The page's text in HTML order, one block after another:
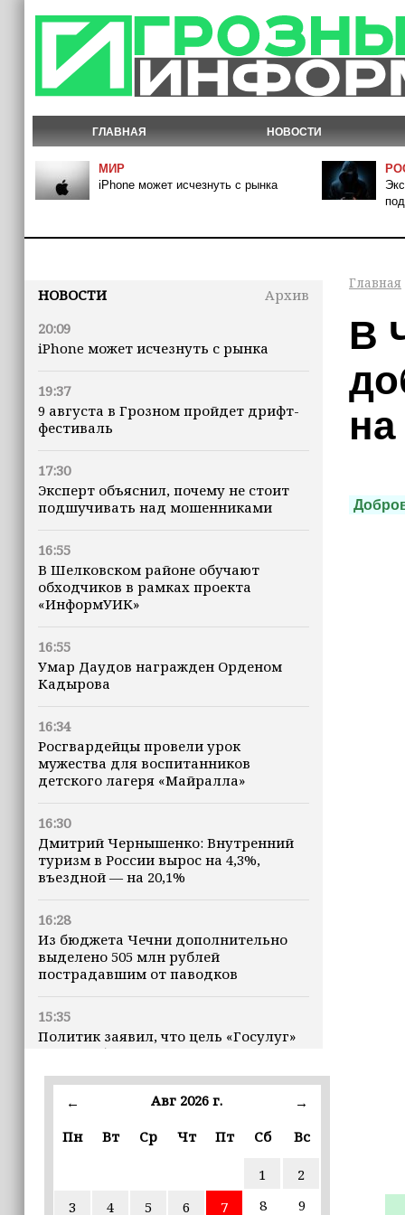
ГЛАВНАЯ НОВОСТИ
МИР
iPhone может исчезнуть с рынка
НОВОСТИ
Архив
20:09
iPhone может исчезнуть с рынка
19:37
9 августа в Грозном пройдет дрифт-
фестиваль
17:30
Эксперт объяснил, почему не стоит
подшучивать над мошенниками
16:55
В Шелковском районе обучают
обходчиков в рамках проекта
«ИнформУИК»
16:55
Умар Даудов награжден Орденом
Кадырова
16:34
Росгвардейцы провели урок
мужества для воспитанников
детского лагеря «Майралла»
16:30
Дмитрий Чернышенко: Внутренний
туризм в России вырос на 4,3%,
въездной — на 20,1%
16:28
Из бюджета Чечни дополнительно
выделено 505 млн рублей
пострадавшим от паводков
15:35
Политик заявил, что цель «Госулуг»
— стать большой
Избирательные участки Шатоя
готовы к приёму голосов
15:02
← Авг 2026 г.
→
Пн
Вт Ср Чт Пт Сб Вс
1
2
3
4 5 6 7 8
9
Главная
В